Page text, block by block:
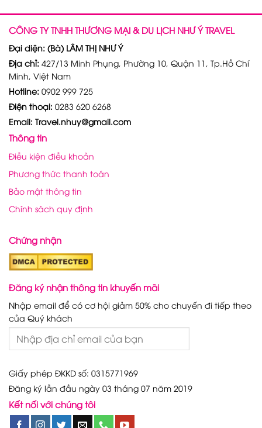
CÔNG TY TNHH THƯƠNG MẠI & DU LỊCH NHƯ Ý TRAVEL
Đại diện: (Bà) LÂM THỊ NHƯ Ý
Địa chỉ: 427/13 Minh Phụng, Phường 10, Quận 11, Tp.Hồ Chí
Minh, Việt Nam
Hotline: 0902 999 725
Điện thoại: 0283 620 6268
Email: Travel.nhuy@gmail.com
Thông tin
Điều kiện điều khoản
Phương thức thanh toán
Bảo mật thông tin
Chính sách quy định
Chứng nhận
Đăng ký nhận thông tin khuyến mãi
Nhập email để có cơ hội giảm 50% cho chuyến đi tiếp theo
của Quý khách
Giấy phép ĐKKD số: 0315771969
Đăng ký lần đầu ngày 03 tháng 07 năm 2019
Kết nối với chúng tôi